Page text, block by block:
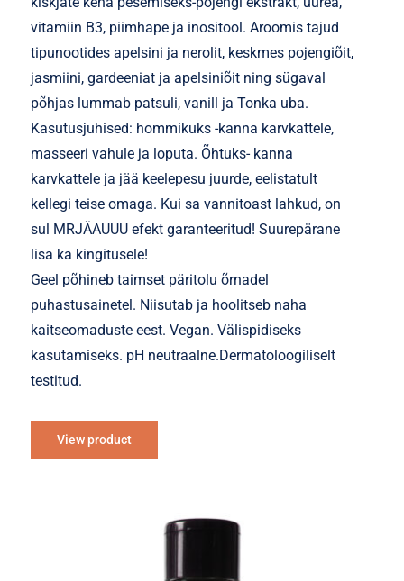
vitamiin B3, piimhape ja inositool. Aroomis tajud
tipunootides apelsini ja nerolit, keskmes pojengiõit,
jasmiini, gardeeniat ja apelsiniõit ning sügaval
põhjas lummab patsuli, vanill ja Tonka uba.
Kasutusjuhised: hommikuks -kanna karvkattele,
masseeri vahule ja loputa. Õhtuks- kanna
karvkattele ja jää keelepesu juurde, eelistatult
kellegi teise omaga. Kui sa vannitoast lahkud, on
sul MRJÄAUUU efekt garanteeritud! Suurepärane
lisa ka kingitusele!
Geel põhineb taimset päritolu õrnadel
puhastusainetel. Niisutab ja hoolitseb naha
kaitseomaduste eest. Vegan. Välispidiseks
kasutamiseks. pH neutraalne.Dermatoloogiliselt
testitud.
View product